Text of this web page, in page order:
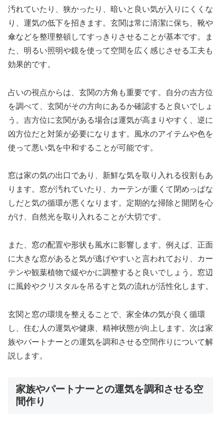
汚れていたり、狭かったり、暗いと良い気が入りにくくな
り、運気の低下を招きます。玄関は常に清潔に保ち、靴や
傘などを整理整頓してすっきりさせることが基本です。ま
た、明るい照明や鏡を使って空間を広く感じさせる工夫も
効果的です。
占いの視点からは、玄関の方角も重要です。自分の吉方位
を調べて、玄関がその方向にあるか確認すると良いでしょ
う。吉方位に玄関がある場合は運気が高まりやすく、逆に
凶方位だと対策が必要になります。風水のアイテムや色を
使って悪い気を中和することが可能です。
窓は家の気の出口であり、新鮮な気を取り入れる役割もあ
ります。窓が汚れていたり、カーテンが重くて閉めっぱな
しだと気の循環が悪くなります。定期的な掃除と開閉を心
がけ、自然光を取り入れることが大切です。
また、窓の配置や形状も風水に影響します。例えば、正面
に大きな窓があると気が逃げやすいと言われており、カー
テンや観葉植物で緩やかに調整すると良いでしょう。窓辺
に風鈴やクリスタルを吊るすと気の流れが活性化します。
玄関と窓の環境を整えることで、家全体の気が良く循環
し、住む人の運気や健康、精神状態が向上します。次は家
族やパートナーとの運気を調和させる空間作りについて解
説します。
家族やパートナーとの運気を調和させる空
間作り